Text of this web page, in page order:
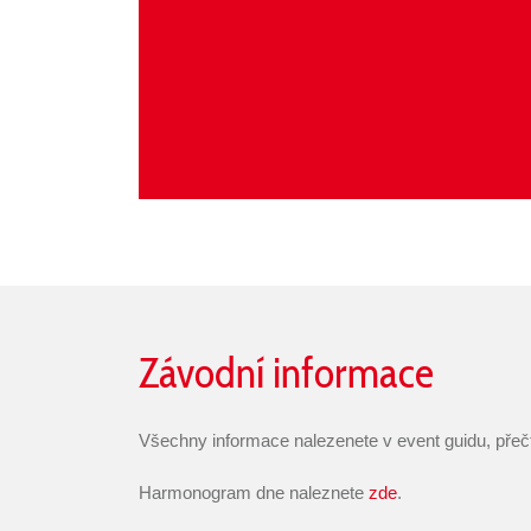
Závodní informace
Všechny informace nalezenete v event guidu,
Harmonogram dne naleznete zde.